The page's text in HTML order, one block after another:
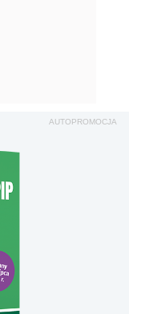
AUTOPROMOCJA